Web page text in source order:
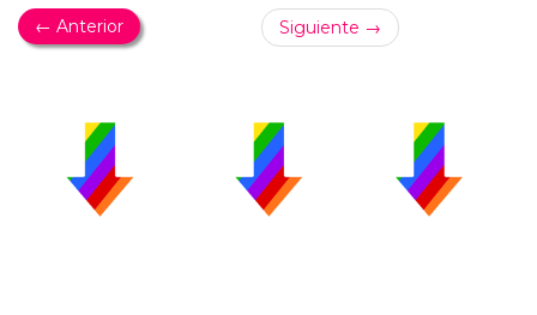
← Anterior Siguiente →